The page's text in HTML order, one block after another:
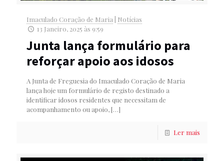
Imaculado Coração de Maria
Notícias
13 Janeiro, 2025 às 9:59
Junta lança formulário para
reforçar apoio aos idosos
A Junta de Freguesia do Imaculado Coração de Maria
lança hoje um formulário de registo destinado a
identificar idosos residentes que necessitam de
acompanhamento ou apoio,[…]
Ler mais